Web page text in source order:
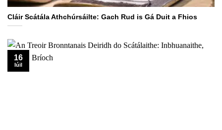
Cláir Scátála Athchúrsáilte: Gach Rud is Gá Duit a Fhios
16
Iúil